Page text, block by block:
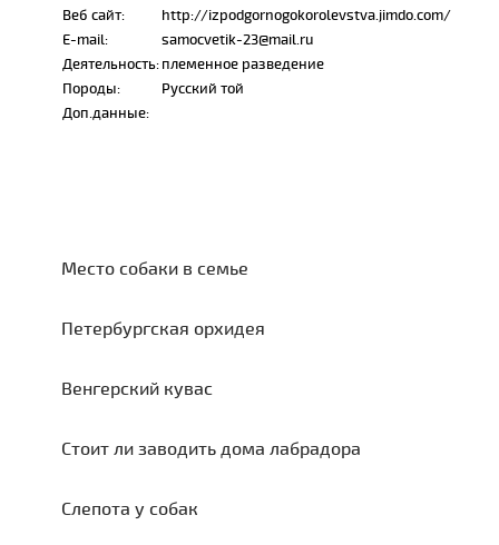
Веб сайт:
http://izpodgornogokorolevstva.jimdo.com/
E-mail:
samocvetik-23@mail.ru
Деятельность:племенное разведение
Породы:
Русский той
Доп.данные:
Место собаки в семье
Петербургская орхидея
Венгерский кувас
Стоит ли заводить дома лабрадора
Слепота у собак